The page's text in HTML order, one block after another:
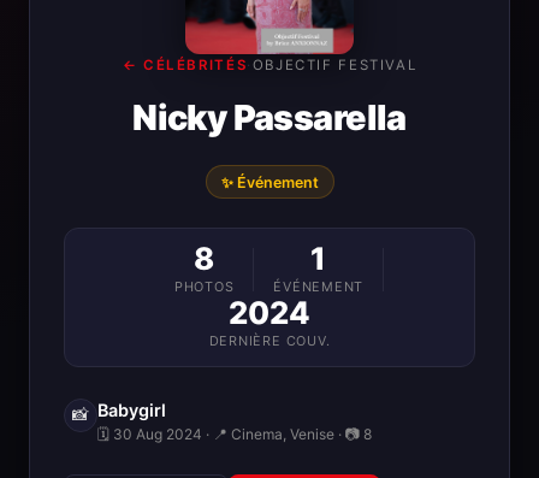
← CÉLÉBRITÉS· OBJECTIF FESTIVAL
Nicky Passarella
✨ Événement
8
PHOTOS
1
ÉVÉNEMENT
2024
DERNIÈRE COUV.
📸 Babygirl
🗓 30 Aug 2024 · 📍 Cinema, Venise · 📷 8